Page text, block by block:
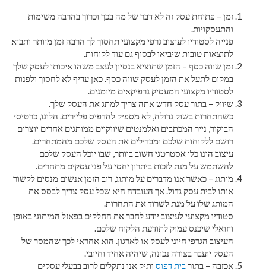
זמן – פתיחת עסק זה לא דבר של מה בכך וכרוך בהרבה משימות
והתעסקויות.
פנייה לסטודיו לעיצוב גרפי מקצועי תחסוך לך הרבה זמן מיותר ותביא
לתוצאות טובות שיביאו לבסוף גם עוד לקוחות.
זמן שווה כסף – הזמן שתוציא בנסיון לעצב משהו איכותי לעסק שלך
במקום לתעל את הזמן לעסק שווה כסף. כאן עדיף לא לחסוך ולפנות
לסטודיו מקצועי המעסיק גרפיקאים מיומנים.
שיווק – בתור עסק חדש אתה צריך למתג את העסק שלך.
כשהתחרות בשוק גדולה, לא מספיק להדפיס פליירים. הלוגו, כרטיסי
הביקור, נייר המכתבים ואלמנטים שיווקיים ממותגים אחרים יוצרים
רושם ללקוחות שלכם ומבדילים את העסק שלכם מהמתחרים.
עיצוב הינו כלי אסטרטגי חשוב ביותר, שבו יוכל העסק שלכם
להשתמש על מנת לזכות ביתרון יחסי על פני עסקים מתחרים.
מיתוג – כאשר אנו מדברים על מיתוג, רוב הזמן אנשים מנסים לקשור
אותו לבית עסק גדול. אך העובדה היא שכל עסק צריך לבסס את
המותג שלו על מנת לשרוד את התחרות.
סטודיו מקצועי לעיצוב יודע לחבר את החלקים בפאזל המיתוגי באופן
ויזואלי שיכנס עמוק לתודעת הלקוח שלכם.
העיצוב הגרפי חיוני לעסק או לארגון. הוא אחראי לכך שהמסר של
העסק יועבר בצורה נכונה, שיהיה אחיד וחיובי.
אכזבה – בתורבית דפוס ותיק אנו נתקלים לרוב בבעלי עסקים